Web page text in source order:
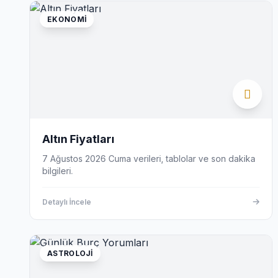
EKONOMI
Altın Fiyatları
7 Ağustos 2026 Cuma verileri, tablolar ve son dakika
bilgileri.
Detaylı İncele
ASTROLOJI